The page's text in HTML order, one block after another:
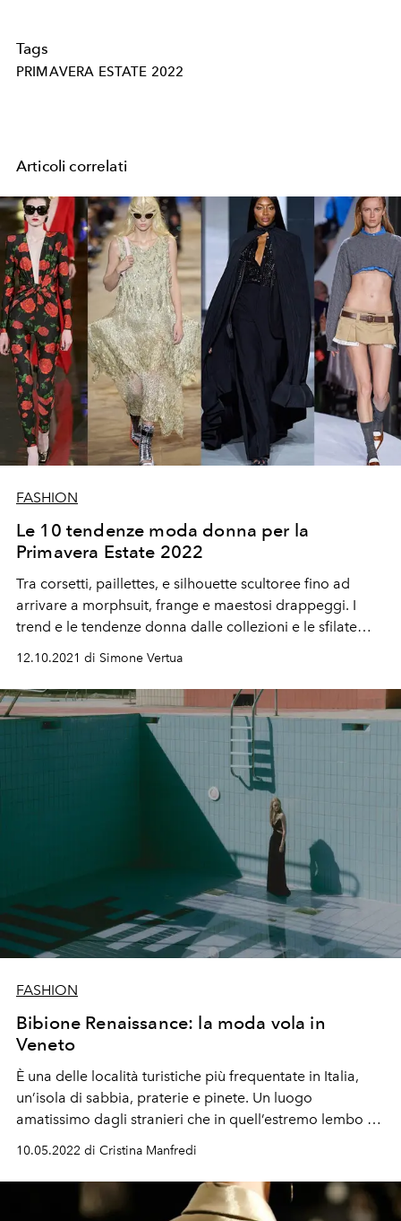
Tags
PRIMAVERA ESTATE 2022
Articoli correlati
FASHION
Le 10 tendenze moda donna per la
Primavera Estate 2022
Tra corsetti, paillettes, e silhouette scultoree fino ad
arrivare a morphsuit, frange e maestosi drappeggi. I
trend e le tendenze donna dalle collezioni e le sfilate
Primavera Estate 2022.
12.10.2021 di Simone Vertua
FASHION
Bibione Renaissance: la moda vola in
Veneto
È una delle località turistiche più frequentate in Italia,
un’isola di sabbia, praterie e pinete. Un luogo
amatissimo dagli stranieri che in quell’estremo lembo di
Veneto trovano la calma, la natura e la cosa più
scattato a Bibione nell’attimo in cui regna ancora il
silenzio. E tutto sta per
ripartire.
10.05.2022 di Cristina Manfredi